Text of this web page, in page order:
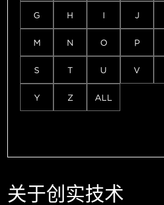
G H I J
M N O P
S T U V
Y Z ALL
关于创实技术